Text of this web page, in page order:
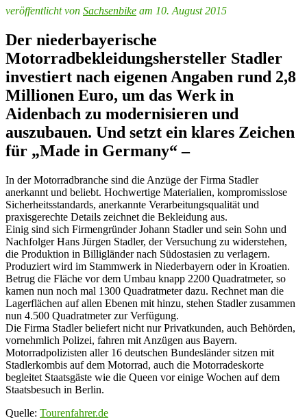
veröffentlicht von Sachsenbike am 10. August 2015
Der niederbayerische
Motorradbekleidungshersteller Stadler
investiert nach eigenen Angaben rund 2,8
Millionen Euro, um das Werk in
Aidenbach zu modernisieren und
auszubauen. Und setzt ein klares Zeichen
für „Made in Germany“ –
In der Motorradbranche sind die Anzüge der Firma Stadler
anerkannt und beliebt. Hochwertige Materialien, kompromisslose
Sicherheitsstandards, anerkannte Verarbeitungsqualität und
praxisgerechte Details zeichnet die Bekleidung aus.
Einig sind sich Firmengründer Johann Stadler und sein Sohn und
Nachfolger Hans Jürgen Stadler, der Versuchung zu widerstehen,
die Produktion in Billigländer nach Südostasien zu verlagern.
Produziert wird im Stammwerk in Niederbayern oder in Kroatien.
Betrug die Fläche vor dem Umbau knapp 2200 Quadratmeter, so
kamen nun noch mal 1300 Quadratmeter dazu. Rechnet man die
Lagerflächen auf allen Ebenen mit hinzu, stehen Stadler zusammen
nun 4.500 Quadratmeter zur Verfügung.
Die Firma Stadler beliefert nicht nur Privatkunden, auch Behörden,
vornehmlich Polizei, fahren mit Anzügen aus Bayern.
Motorradpolizisten aller 16 deutschen Bundesländer sitzen mit
Stadlerkombis auf dem Motorrad, auch die Motorradeskorte
begleitet Staatsgäste wie die Queen vor einige Wochen auf dem
Staatsbesuch in Berlin.
Quelle: Tourenfahrer.de